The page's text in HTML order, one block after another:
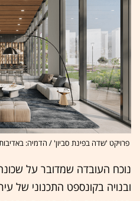
פרויקט 'שדה בפינת סביון' / הדמיה:
נוכח העובדה שמדובר על